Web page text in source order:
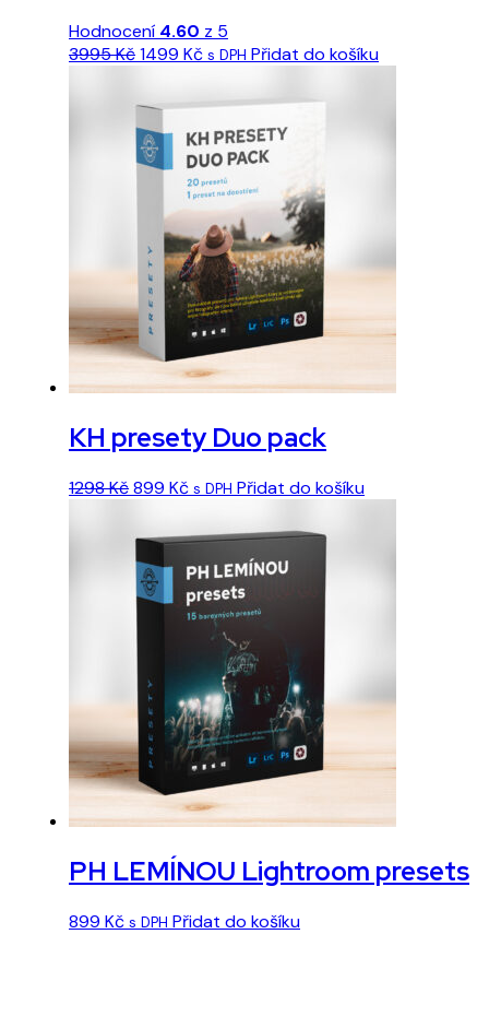
Hodnocení 4.60 z 5
3995KčPůvodní
byla:
3995 Kč.
1499 KčAktuální
je:
1499 Kč.
s DPH Přidat do košíku
KH presety Duo pack
1298KčPůvodní
byla:
1298 Kč.
899 KčAktuální
je:
s DPH Přidat do košíku
PH LEMÍNOU Lightroom presets
899 Kč s DPH Přidat do košíku